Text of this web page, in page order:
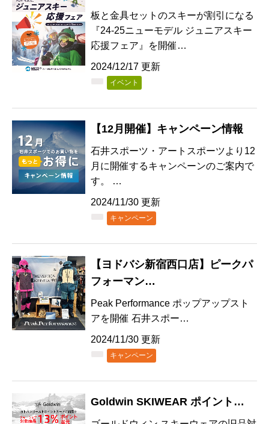
板と金具セットのスキーが割引になる
『24-25ニューモデル ジュニアスキー
応援フェア』を開催…
2024/12/17 更新
イベント
【12月開催】キャンペーン情報
石井スポーツ・アートスポーツより12
月に開催するキャンペーンのご案内で
す。 …
2024/11/30 更新
キャンペーン
【ヨドバシ新宿西口店】ピークパ
フォーマン…
Peak Performance ポップアップスト
アを開催 石井スポー…
2024/11/30 更新
キャンペーン
Goldwin SKIWEAR ポイント…